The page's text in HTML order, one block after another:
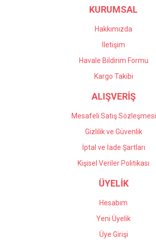
KURUMSAL
Hakkımızda
İletişim
Havale Bildirim Formu
Kargo Takibi
ALIŞVERİŞ
Mesafeli Satış Sözleşmesi
Gizlilik ve Güvenlik
İptal ve İade Şartları
Kişisel Veriler Politikası
ÜYELİK
Hesabım
Yeni Üyelik
Üye Girişi